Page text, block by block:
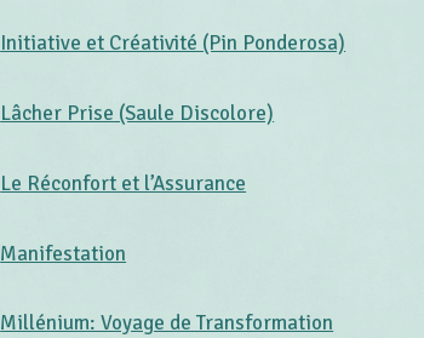
Initiative et Créativité (Pin Ponderosa)
Lâcher Prise (Saule Discolore)
Le Réconfort et l’Assurance
Manifestation
Millénium: Voyage de Transformation